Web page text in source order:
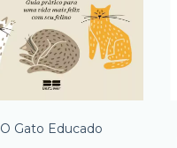
O Gato Educado